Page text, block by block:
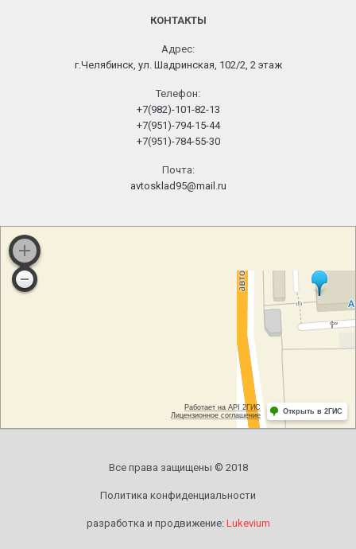
КОНТАКТЫ
Адрес:
г.Челябинск, ул. Шадринская, 102/2, 2 этаж
Телефон:
+7(982)-101-82-13
+7(951)-794-15-44
+7(951)-784-55-30
Почта:
avtosklad95@mail.ru
Все права защищены © 2018
Политика конфиденциальности
разработка и продвижение: Lukevium